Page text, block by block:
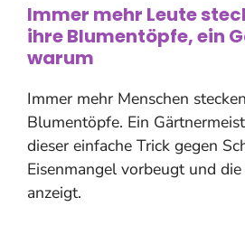
Immer mehr Leute
ihre Blumentöpfe, ein
warum
Immer mehr Menschen
Blumentöpfe. Ein
dieser einfache Trick gegen
Eisenmangel vorbeugt und
anzeigt.